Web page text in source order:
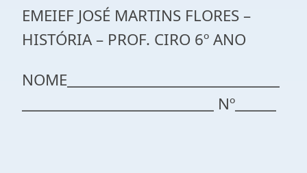
EMEIEF JOSÉ MARTINS FLORES –
HISTÓRIA – PROF. CIRO 6º ANO
NOME_______________________________
____________________________ Nº______